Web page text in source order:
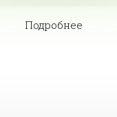
Подробнее